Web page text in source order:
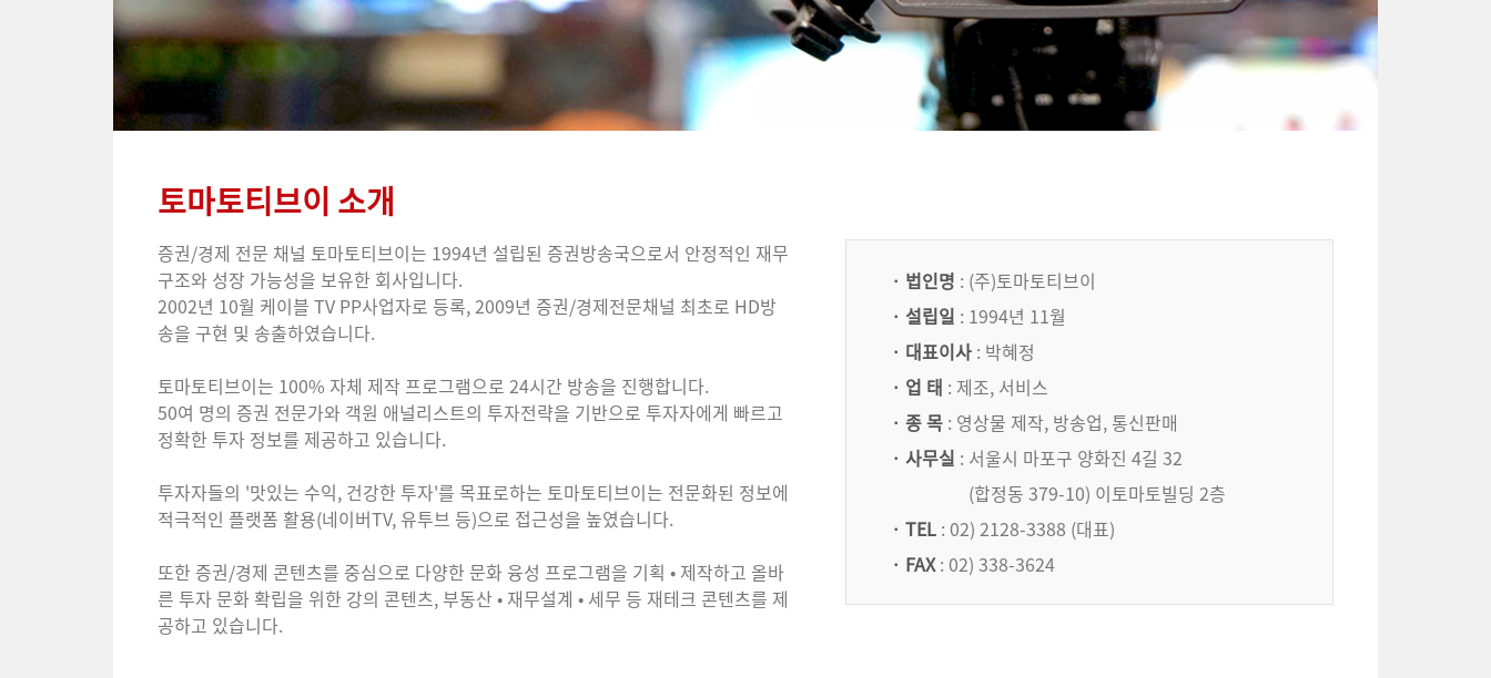
토마토티브이 소개
증권/경제 전문 채널 토마토티브이는 1994년 설립된 증권방송국으로서 안정적인 재무
구조와 성장 가능성을 보유한 회사입니다.
2002년 10월 케이블 TV PP사업자로 등록, 2009년 증권/경제전문채널 최초로 HD방
송을 구현 및 송출하였습니다.
토마토티브이는 100% 자체 제작 프로그램으로 24시간 방송을 진행합니다.
50여 명의 증권 전문가와 객원 애널리스트의 투자전략을 기반으로 투자자에게 빠르고
정확한 투자 정보를 제공하고 있습니다.
투자자들의 '맛있는 수익, 건강한 투자'를 목표로하는 토마토티브이는 전문화된 정보에
적극적인 플랫폼 활용(네이버TV, 유투브 등)으로 접근성을 높였습니다.
또한 증권/경제 콘텐츠를 중심으로 다양한 문화 융성 프로그램을 기획 • 제작하고 올바
른 투자 문화 확립을 위한 강의 콘텐츠, 부동산 • 재무설계 • 세무 등 재테크 콘텐츠를 제
공하고 있습니다.
· 법인명 : (주)토마토티브이
· 설립일 : 1994년 11월
· 대표이사 : 박혜정
· 업 태 : 제조, 서비스
· 종 목 : 영상물 제작, 방송업, 통신판매
· 사무실 : 서울시 마포구 양화진 4길 32
(합정동 379-10) 이토마토빌딩 2층
· TEL : 02) 2128-3388 (대표)
· FAX: 02) 338-3624